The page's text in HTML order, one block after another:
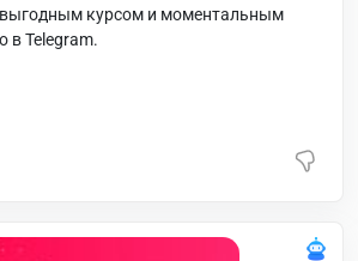
выгодным курсом и моментальным
в Telegram.